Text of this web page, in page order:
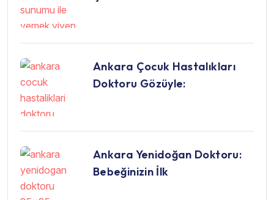
Ankara Çocuk Hastalıkları
Doktoru Gözüyle:
Ankara Yenidoğan Doktoru:
Bebeğinizin İlk